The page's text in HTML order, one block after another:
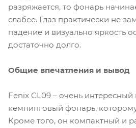
разряжается, то фонарь
слабее. Глаз практически не
падение и визуально яркость
достаточно долго.
Общие впечатления и вывод
Fenix CL09 – очень
кемпинговый фонарь,
Кроме того, он компактный и